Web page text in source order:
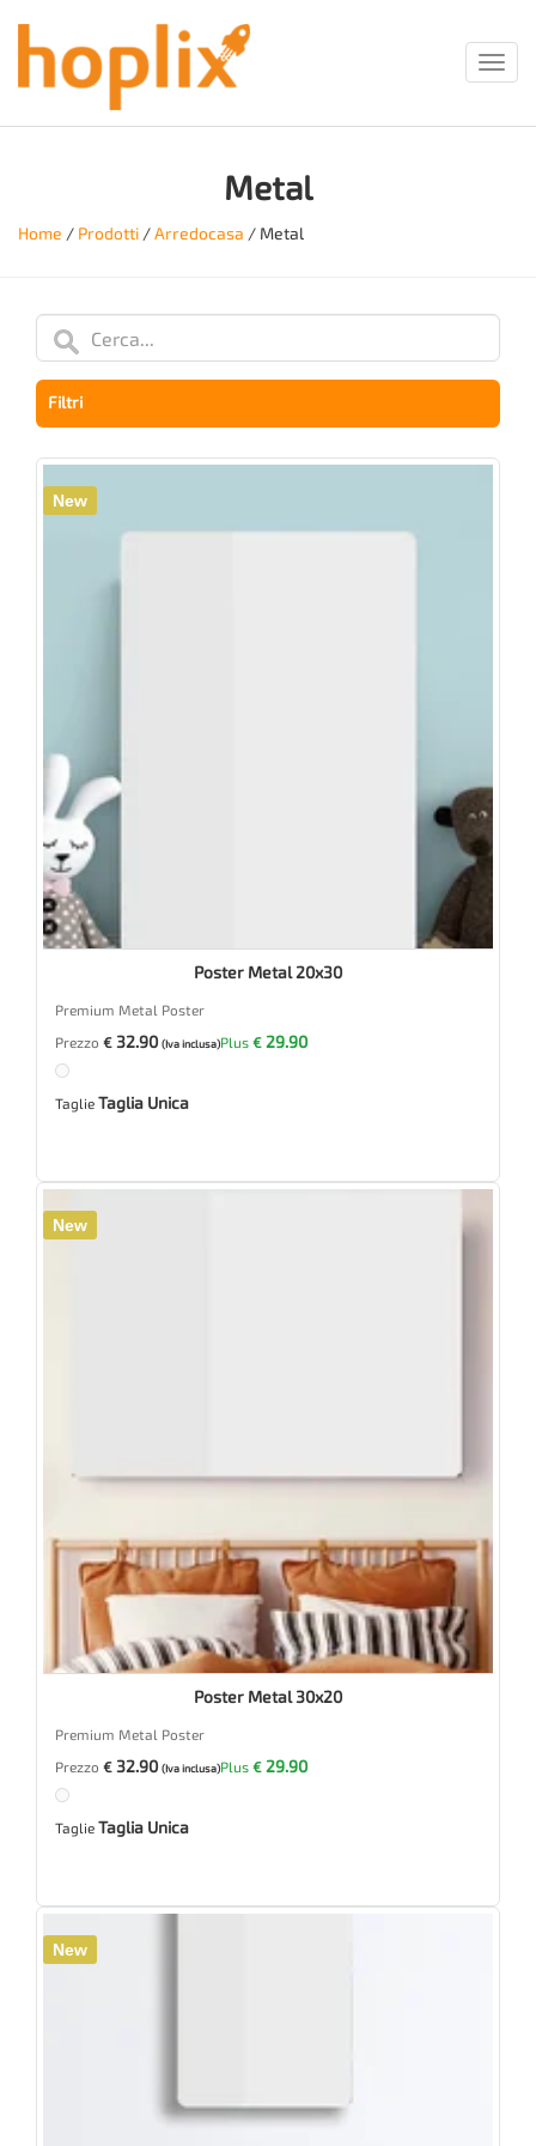
Metal
Home / Prodotti /Arredocasa / Metal
New
Poster Metal 20x30
Premium Metal Poster
Prezzo € 32.90 (Iva inclusa)Plus € 29.90
Taglie Taglia Unica
New
Poster Metal 30x20
Premium Metal Poster
Prezzo € 32.90 (Iva inclusa)Plus € 29.90
Taglie Taglia Unica
New
Filtri